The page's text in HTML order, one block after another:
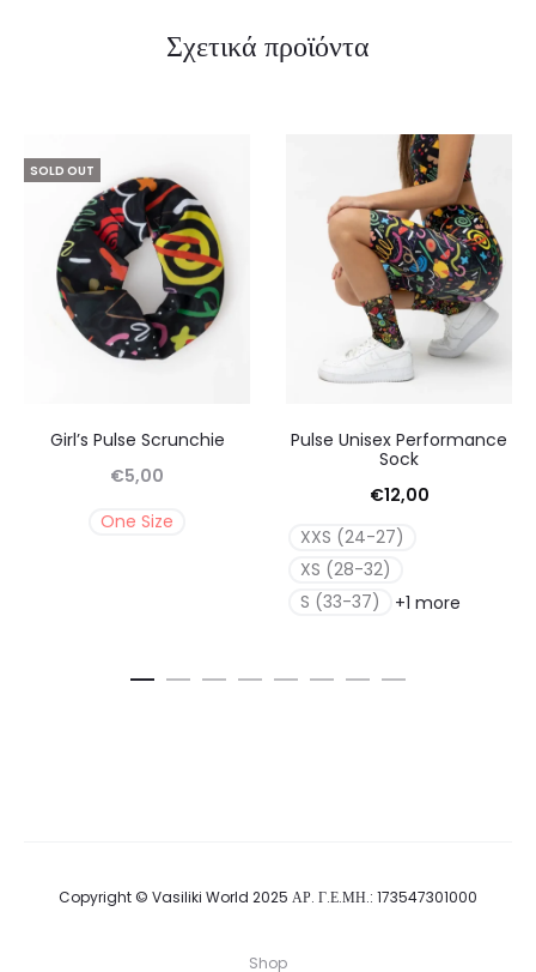
Σχετικά προϊόντα
SOLD OUT
Girl’s Pulse Scrunchie
€5,00
One Size
Pulse Unisex Performance
Sock
€12,00
XXS (24-27)
XS (28-32)
S (33-37)
+1 more
Copyright © Vasiliki World 2025 ΑΡ. Γ.Ε.ΜΗ.: 173547301000
Shop